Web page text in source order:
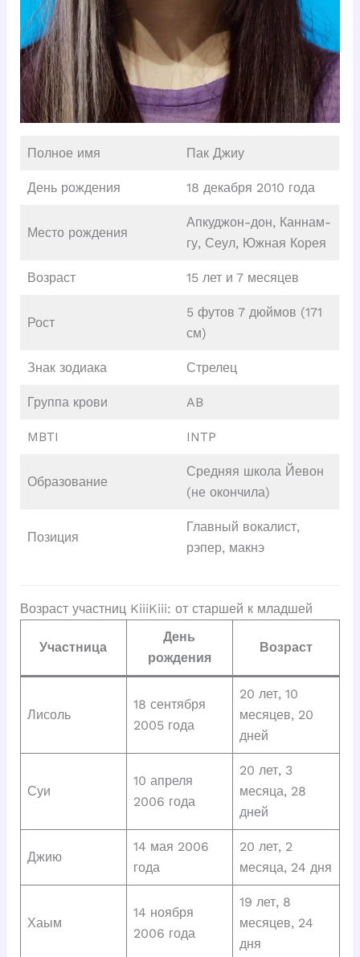
Полное имя Пак Джиу
День рождения 18 декабря 2010 года
Место рождения
Апкуджон-дон, Каннам-
гу, Сеул, Южная Корея
Возраст 15 лет и 7 месяцев
Рост
5 футов 7 дюймов (171
см)
Знак зодиака Стрелец
Группа крови AB
MBTI INTP
Образование
Средняя школа Йевон
(не окончила)
Позиция
Главный вокалист,
рэпер, макнэ
Возраст участниц KiiiKiii: от старшей к младшей
Участница
День
рождения
Возраст
Лисоль
18 сентября
2005 года
20 лет, 10
месяцев, 20
дней
Суи
10 апреля
2006 года
20 лет, 3
месяца, 28
дней
Джию
14 мая 2006
года
20 лет, 2
месяца, 24 дня
Хаым
14 ноября
2006 года
19 лет, 8
месяцев, 24
дня